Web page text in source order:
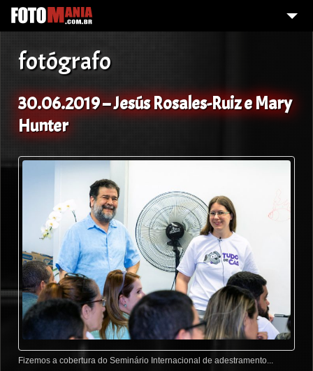
FOI FOTOGRAFADO?
GALERIA DE FOTOS
O QUE FAZEMOS?
DAMELHORQUALIDADE
fotógrafo
30.06.2019 – Jesús Rosales-Ruiz e Mary
Hunter
Fizemos a cobertura do Seminário Internacional de adestramento...